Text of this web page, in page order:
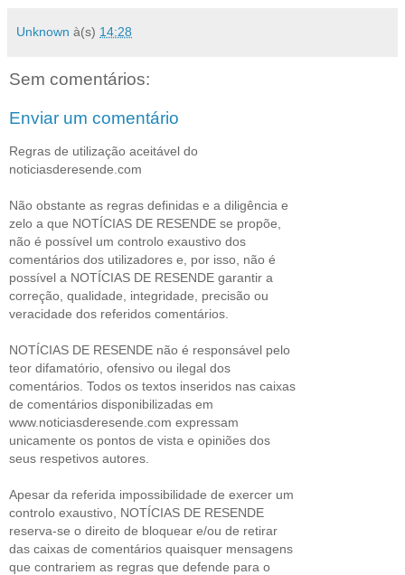
Unknown à(s) 14:28
Sem comentários:
Enviar um comentário
Regras de utilização aceitável do
noticiasderesende.com
Não obstante as regras definidas e a diligência e
zelo a que NOTÍCIAS DE RESENDE se propõe,
não é possível um controlo exaustivo dos
comentários dos utilizadores e, por isso, não é
possível a NOTÍCIAS DE RESENDE garantir a
correção, qualidade, integridade, precisão ou
veracidade dos referidos comentários.
NOTÍCIAS DE RESENDE não é responsável pelo
teor difamatório, ofensivo ou ilegal dos
comentários. Todos os textos inseridos nas caixas
de comentários disponibilizadas em
www.noticiasderesende.com expressam
unicamente os pontos de vista e opiniões dos
seus respetivos autores.
Apesar da referida impossibilidade de exercer um
controlo exaustivo, NOTÍCIAS DE RESENDE
reserva-se o direito de bloquear e/ou de retirar
das caixas de comentários quaisquer mensagens
que contrariem as regras que defende para o